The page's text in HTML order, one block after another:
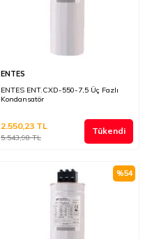
ENTES
ENTES ENT.CXD-550-7,5 Üç Fazlı
Kondansatör
5.543,98TL
2.550,23 TL Tükendi
%54